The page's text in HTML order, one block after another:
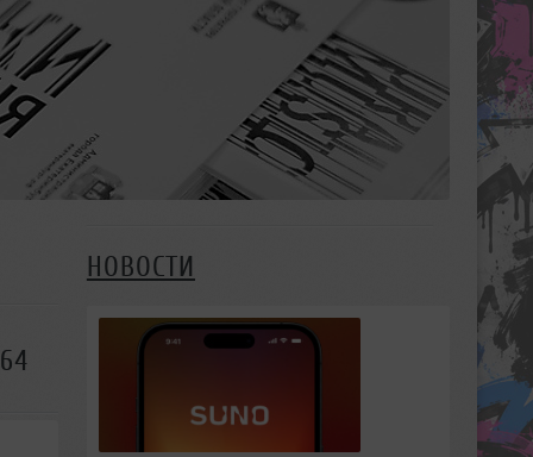
НОВОСТИ